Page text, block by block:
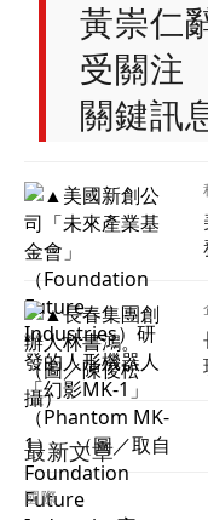
黃崇仁
受關注
關鍵訊
最新文章
國際